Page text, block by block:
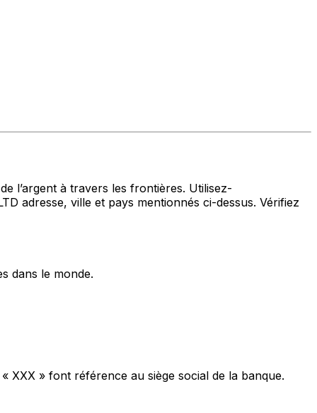
l’argent à travers les frontières. Utilisez-
adresse, ville et pays mentionnés ci-dessus. Vérifiez
dans le monde.
XXX » font référence au siège social de la banque.